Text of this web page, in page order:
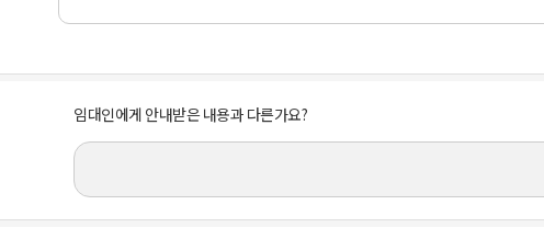
임대인에게 안내받은 내용과 다른가요?